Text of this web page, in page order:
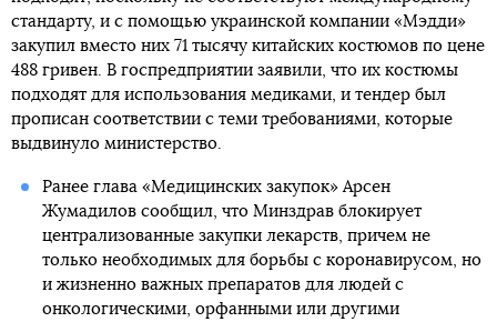
стандарту, и с помощью украинской компании «Мэдди»
закупил вместо них 71 тысячу китайских костюмов по цене
488 гривен. В госпредприятии заявили, что их костюмы
подходят для использования медиками, и тендер был
прописан соответствии с теми требованиями, которые
выдвинуло министерство.
Ранее глава «Медицинских закупок» Арсен
Жумадилов сообщил, что Минздрав блокирует
централизованные закупки лекарств, причем не
только необходимых для борьбы с коронавирусом, но
и жизненно важных препаратов для людей с
онкологическими, орфанными или другими